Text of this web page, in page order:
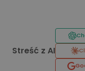
Streść z AI